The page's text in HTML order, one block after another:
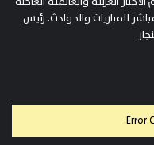
للمباريات والحوادث. رئيس
Error